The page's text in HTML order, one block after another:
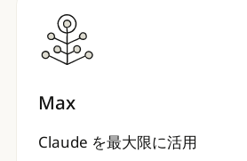
Max
Claude を最大限に活用